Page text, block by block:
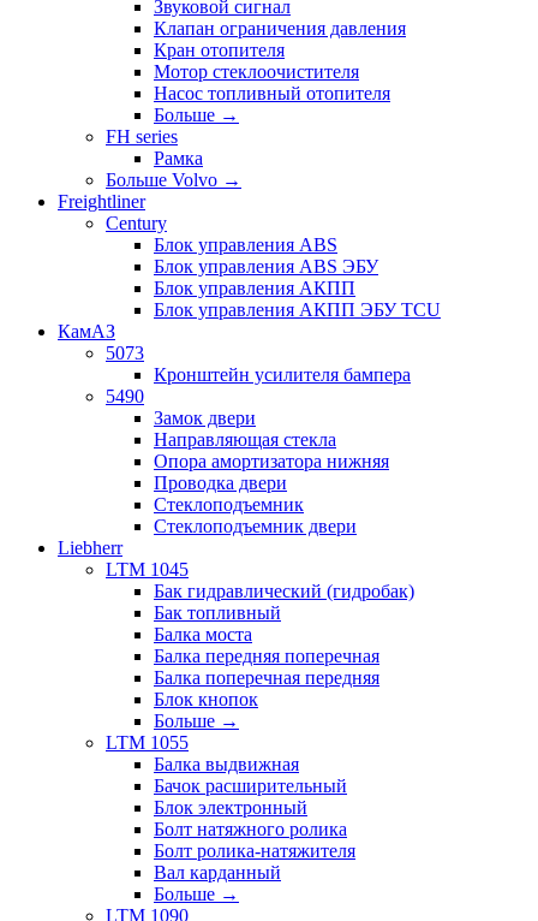
Звуковой сигнал
Клапан ограничения давления
Кран отопителя
Мотор стеклоочистителя
Насос топливный отопителя
Больше →
FH series
Рамка
Больше Volvo →
Freightliner
Century
Блок управления ABS
Блок управления ABS ЭБУ
Блок управления АКПП
Блок управления АКПП ЭБУ TCU
КамАЗ
5073
Кронштейн усилителя бампера
5490
Замок двери
Направляющая стекла
Опора амортизатора нижняя
Проводка двери
Стеклоподъемник
Стеклоподъемник двери
Liebherr
LTM 1045
Бак гидравлический (гидробак)
Бак топливный
Балка моста
Балка передняя поперечная
Балка поперечная передняя
Блок кнопок
Больше →
LTM 1055
Балка выдвижная
Бачок расширительный
Блок электронный
Болт натяжного ролика
Болт ролика-натяжителя
Вал карданный
Больше →
LTM 1090